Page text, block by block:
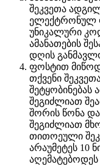
შეკვეთა
ელექტრონულ
უნიკალური
ამანათების
დღის
ფოსტით
თქვენი
შეტყობინებას
შეგიძლიათ
შორის წონა
შეგიძლიათ
თითოეული
არაუმეტეს 10
აღემატებოდეს